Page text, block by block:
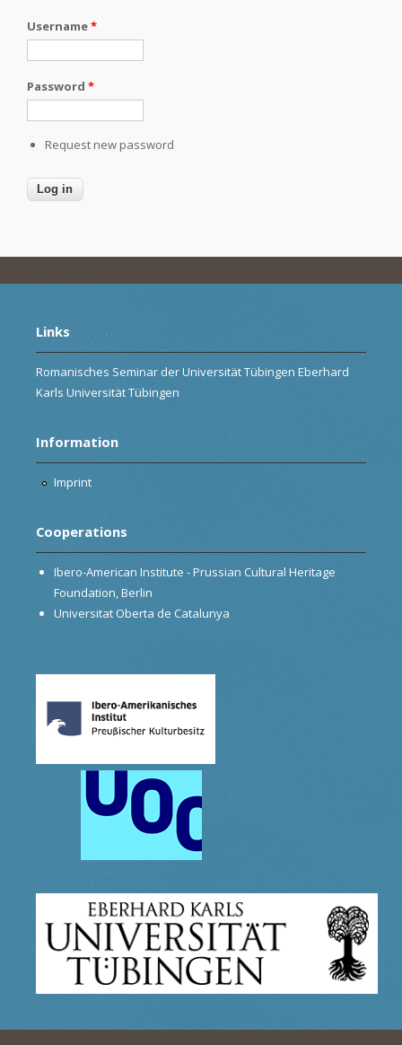
Username*
Password *
Request new password
Links
Romanisches Seminar der Universität Tübingen Eberhard
Karls Universität Tübingen
Information
Imprint
Cooperations
Ibero-American Institute - Prussian Cultural Heritage
Foundation, Berlin
Universitat Oberta de Catalunya